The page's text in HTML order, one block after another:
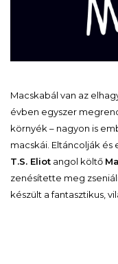
Macskabál van az
évben egyszer
környék – nagyon is
macskái. Eltáncolják és
T.S. Eliot angol költő
zenésítette meg
készült a fantasztikus,